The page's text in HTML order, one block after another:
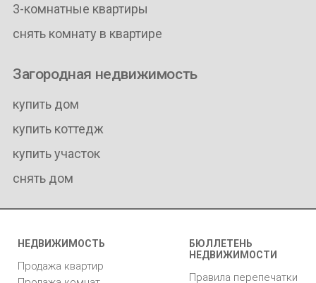
3-комнатные квартиры
снять комнату в квартире
Загородная недвижимость
купить дом
купить коттедж
купить участок
снять дом
НЕДВИЖИМОСТЬ
Продажа квартир
БЮЛЛЕТЕНЬ
НЕДВИЖИМОСТИ
Правила перепечатки